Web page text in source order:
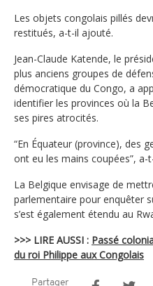
Les objets congolais pillés
restitués, a-t-il ajouté.
Jean-Claude Katende, le
plus anciens groupes de
démocratique du Congo, a
identifier les provinces où la
ses pires atrocités.
“En Équateur (province), des
ont eu les mains coupées”, a-
La Belgique envisage de
parlementaire pour enquêter
s’est également étendu au
>>> LIRE AUSSI : Passé
du roi Philippe aux Congolais
Partager